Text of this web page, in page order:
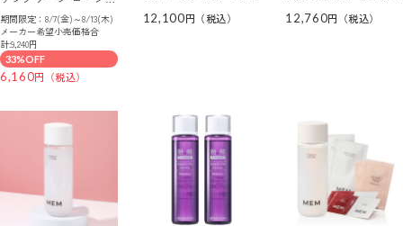
ン ３本セット
期間限定：8/7(金)～8/13(木)
メーカー希望小売価格合
計:9,240円
33%OFF
6,160
ョンセラム ２本セット
12,100
ス ローション ２本増
12,760